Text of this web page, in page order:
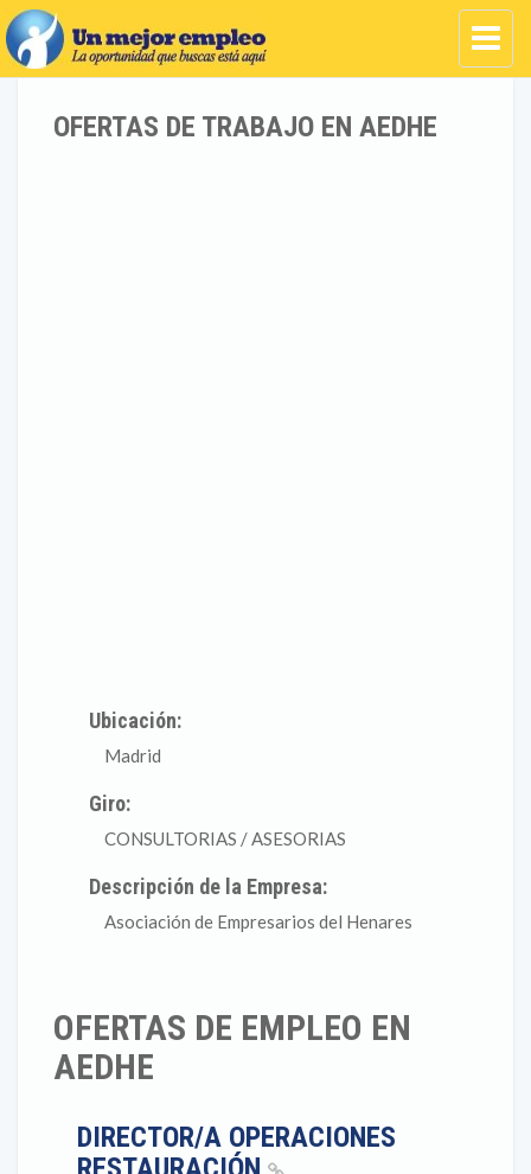
OFERTAS DE TRABAJO EN AEDHE
Ubicación:
Madrid
Giro:
CONSULTORIAS / ASESORIAS
Descripción de la Empresa:
Asociación de Empresarios del Henares
OFERTAS DE EMPLEO EN
AEDHE
DIRECTOR/A OPERACIONES